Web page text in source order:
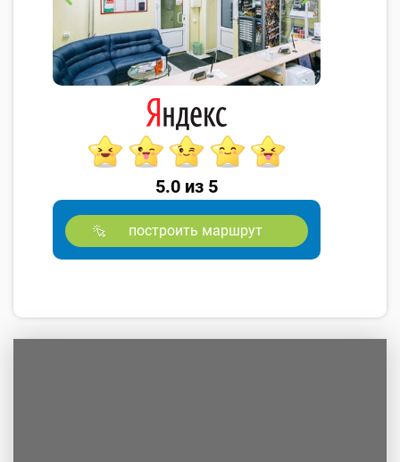
5.0 из 5
построить маршрут